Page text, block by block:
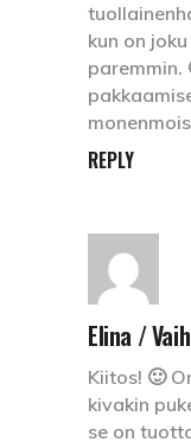
kun on
paremmin.
REPLY
Elina /
Kiitos! 🙂
kivakin
se on